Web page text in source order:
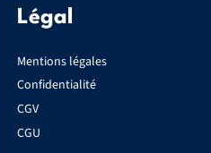
Légal
Mentions légales
Confidentialité
CGV
CGU